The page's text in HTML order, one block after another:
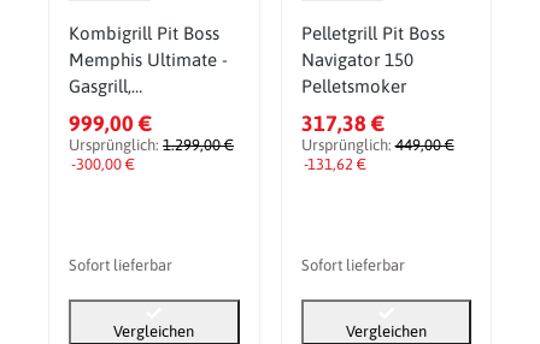
Kombigrill Pit Boss
Memphis Ultimate -
Gasgrill,
Holzkohlegrill &
Smoker inkl. gratis
Zubehörset
999,00 €
Ursprünglich: 1.299,00 €
-300,00 €
Sofort lieferbar
Vergleichen
Pelletgrill Pit Boss
Navigator 150
Pelletsmoker
317,38 €
Ursprünglich:449,00 €
-131,62 €
Sofort lieferbar
Vergleichen